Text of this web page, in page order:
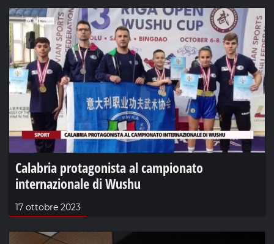
Calabria protagonista al campionato
internazionale di Wushu
17 ottobre 2023